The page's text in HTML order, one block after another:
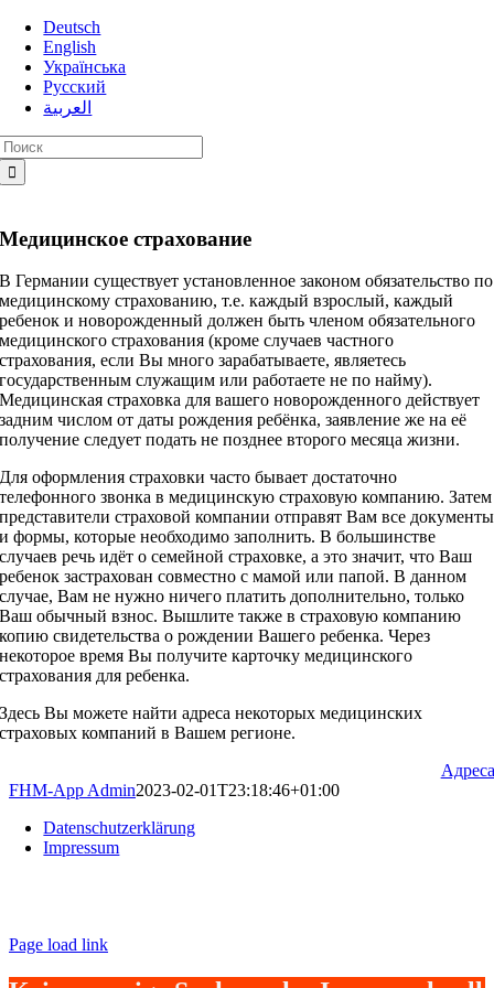
Skip
content
Deutsch
English
Українська
Русский
العربية
Медицинское страхование
В Германии существует установленное законом обязательство по
медицинскому страхованию, т.е. каждый взрослый, каждый
ребенок и новорожденный должен быть членом обязательного
медицинского страхования (кроме случаев частного
страхования, если Вы много зарабатываете, являетесь
государственным служащим или работаете не по найму).
Медицинская страховка для вашего новорожденного действует
задним числом от даты рождения ребёнка, заявление же на её
получение следует подать не позднее второго месяца жизни.
Для оформления страховки часто бывает достаточно
телефонного звонка в медицинскую страховую компанию. Затем
представители страховой компании отправят Вам все документы
и формы, которые необходимо заполнить. В большинстве
случаев речь идёт о семейной страховке, а это значит, что Ваш
ребенок застрахован совместно с мамой или папой. В данном
случае, Вам не нужно ничего платить дополнительно, только
Ваш обычный взнос. Вышлите также в страховую компанию
копию свидетельства о рождении Вашего ребенка. Через
некоторое время Вы получите карточку медицинского
страхования для ребенка.
Здесь Вы можете найти адреса некоторых медицинских
страховых компаний в Вашем регионе.
Адреса
FHM-App Admin2023-02-01T23:18:46+01:00
Datenschutzerklärung
Impressum
Page load link